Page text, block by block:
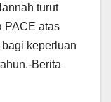
turut
PACE atas
keperluan
Berita